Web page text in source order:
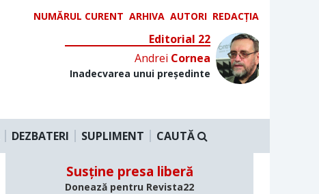
NUMĂRUL CURENT ARHIVA AUTORI REDACȚIA
Editorial 22
Andrei Cornea
Inadecvarea unui președinte
DEZBATERI SUPLIMENT CAUTĂ
Susține presa liberă
Donează pentru Revista22